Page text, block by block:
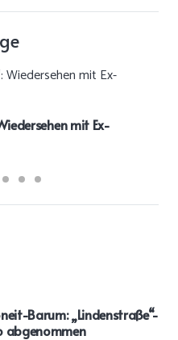
mit Ex-
Barum: „Lindenstraße“-
abgenommen